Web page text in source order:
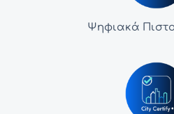
Ψηφιακά